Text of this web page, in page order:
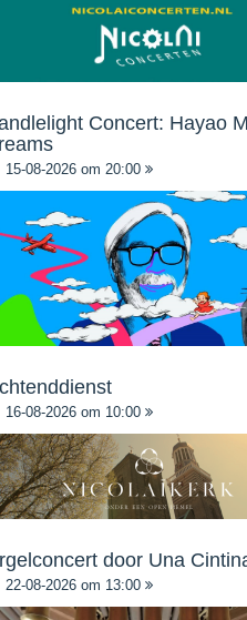
Concert: Hayao
15-08-2026 om 20:00
16-08-2026 om 10:00
door Una
22-08-2026 om 13:00